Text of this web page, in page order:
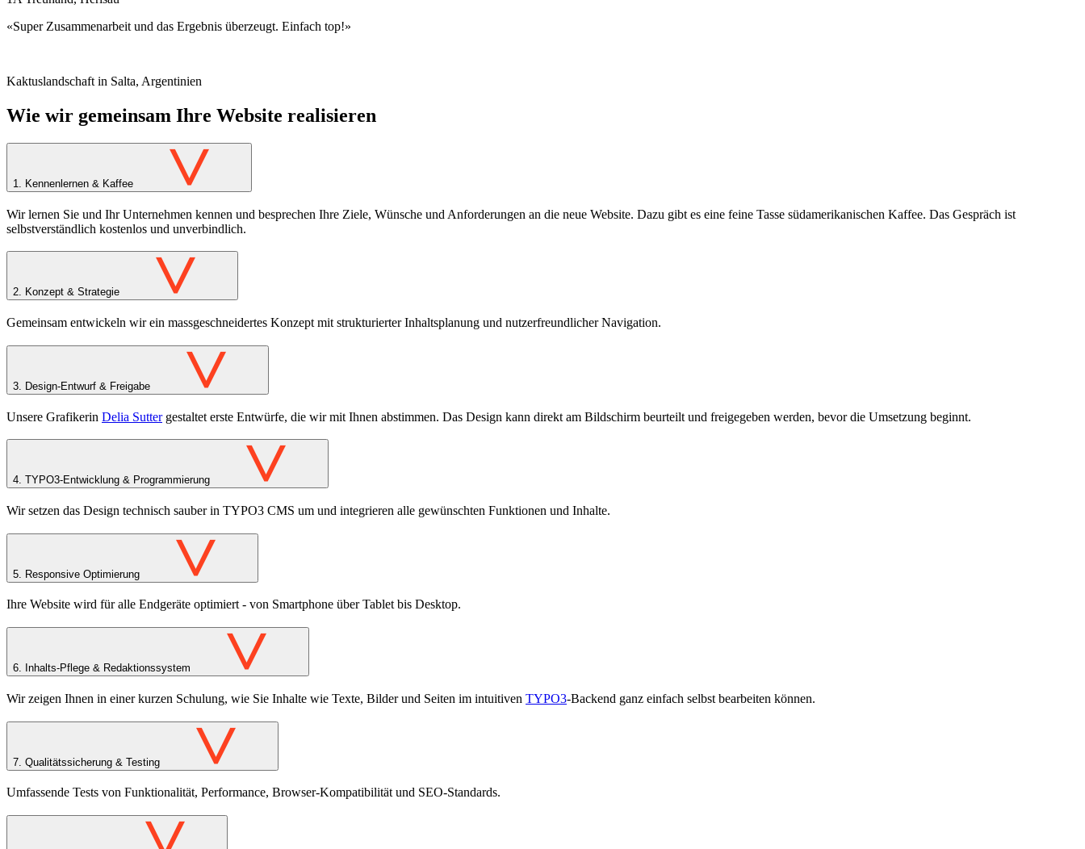
«Super Zusammenarbeit und das Ergebnis überzeugt. Einfach top!»
Kaktuslandschaft in Salta, Argentinien
Wie wir gemeinsam Ihre Website realisieren
1. Kennenlernen & Kaffee >
Wir lernen Sie und Ihr Unternehmen kennen und besprechen Ihre Ziele, Wünsche und Anforderungen an die neue Website. Dazu gibt es eine feine Tasse südamerikanischen Kaffee. Das Gespräch ist
selbstverständlich kostenlos und unverbindlich.
2. Konzept & Strategie >
Gemeinsam entwickeln wir ein massgeschneidertes Konzept mit strukturierter Inhaltsplanung und nutzerfreundlicher Navigation.
3. Design-Entwurf & Freigabe >
Unsere Grafikerin Delia Suttergestaltet erste Entwürfe, die wir mit Ihnen abstimmen. Das Design kann direkt am Bildschirm beurteilt und freigegeben werden, bevor die Umsetzung beginnt.
4. TYPO3-Entwicklung & Programmierung >
Wir setzen das Design technisch sauber in TYPO3 CMS um und integrieren alle gewünschten Funktionen und Inhalte.
5. Responsive Optimierung >
Ihre Website wird für alle Endgeräte optimiert - von Smartphone über Tablet bis Desktop.
6. Inhalts-Pflege & Redaktionssystem >
Wir zeigen Ihnen in einer kurzen Schulung, wie Sie Inhalte wie Texte, Bilder und Seiten im intuitiven TYPO3-Backend ganz einfach selbst bearbeiten können.
7. Qualitätssicherung & Testing >
Umfassende Tests von Funktionalität, Performance, Browser-Kompatibilität und SEO-Standards.
>